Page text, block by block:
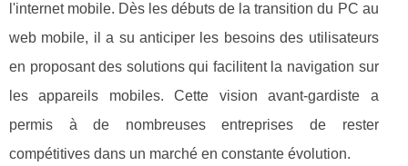
l'internet mobile. Dès les débuts de la transition du PC au
web mobile, il a su anticiper les besoins des utilisateurs
en proposant des solutions qui facilitent la navigation sur
les appareils mobiles. Cette vision avant-gardiste a
permis à de nombreuses entreprises de rester
compétitives dans un marché en constante évolution.